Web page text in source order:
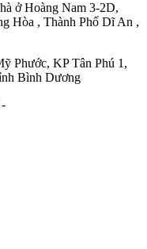
ở Hoàng Nam 3-2D,
Hòa , Thành Phố Dĩ An ,
Phước, KP Tân Phú 1,
Bình Dương